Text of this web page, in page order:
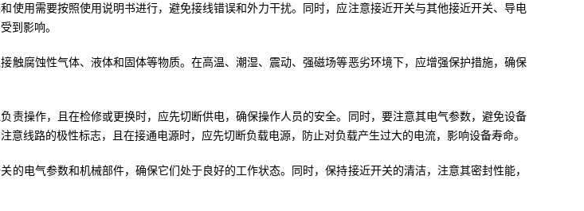
使用需要按照使用说明书进行，避免接线错误和外力干扰。同时，应注意接近开关与其他接近开关、导电
到影响。
触腐蚀性气体、液体和固体等物质。在高温、潮湿、震动、强磁场等恶劣环境下，应增强保护措施，确保
责操作，且在检修或更换时，应先切断供电，确保操作人员的安全。同时，要注意其电气参数，避免设备
意线路的极性标志，且在接通电源时，应先切断负载电源，防止对负载产生过大的电流，影响设备寿命。
的电气参数和机械部件，确保它们处于良好的工作状态。同时，保持接近开关的清洁，注意其密封性能，